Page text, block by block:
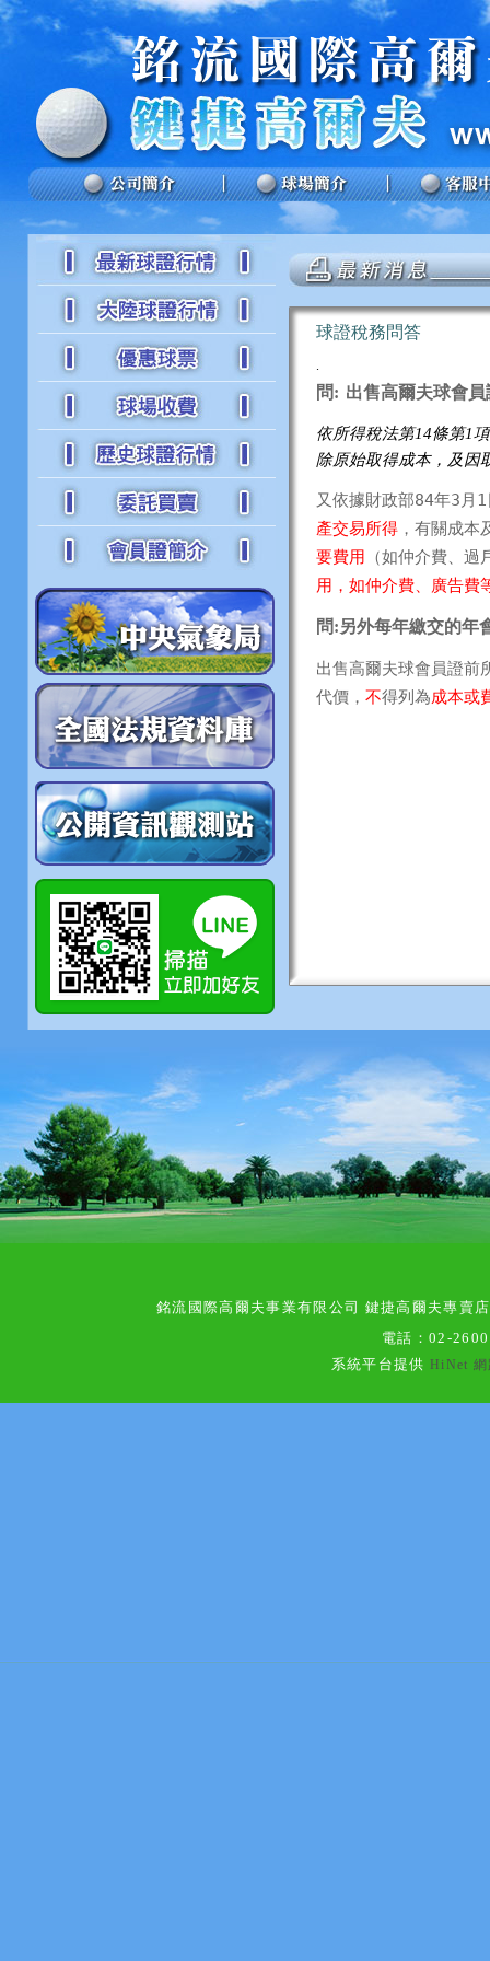
球證稅務問答
.
問: 出售高爾夫球會
依所得稅法第14條第1
除原始取得成本，及因
又依據財政部84年3月
產交易所得 ，有關成
要費用 （如仲介費、
用，如仲介費、廣告費
問:另外每年繳交的年
出售高爾夫球會員證前
代價， 不得列為成本或
銘流國際高爾夫事業有限公司 鍵捷高爾夫專賣店
電話： 02-
系統平台提供HiNet 網